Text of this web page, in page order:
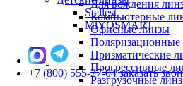
Для вождения
Компьютерные
Офисные линзы
Поляризационные
Призматические
Прогрессивные
Разгрузочные
Stellest
MiYOSMART
+7 (800) 555-27-04 заказать